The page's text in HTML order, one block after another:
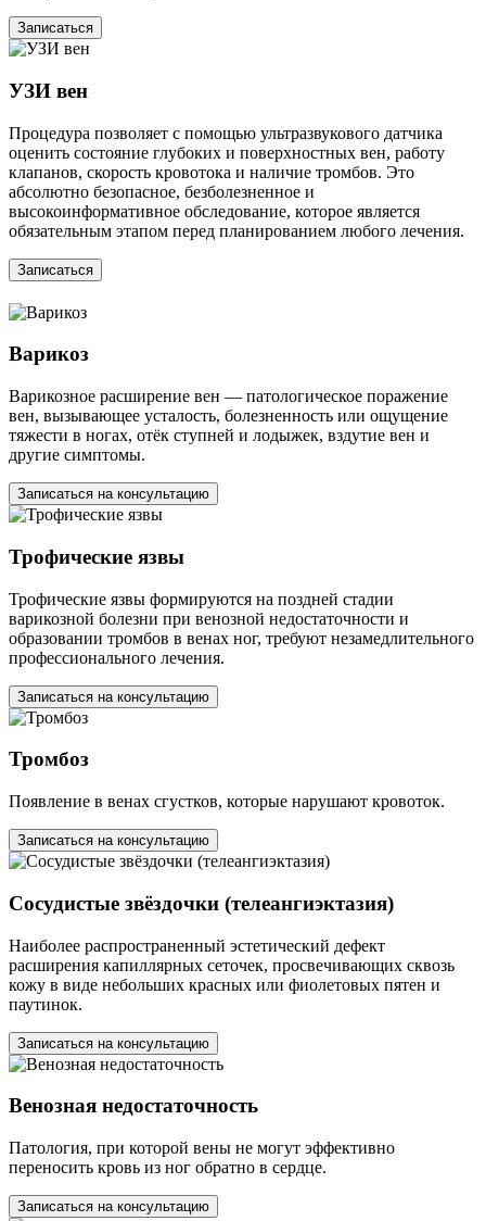
Записаться
УЗИ вен
Процедура позволяет с помощью ультразвукового датчика
оценить состояние глубоких и поверхностных вен, работу
клапанов, скорость кровотока и наличие тромбов. Это
абсолютно безопасное, безболезненное и
высокоинформативное обследование, которое является
обязательным этапом перед планированием любого лечения.
Записаться
Варикоз
Варикозное расширение вен — патологическое поражение
вен, вызывающее усталость, болезненность или ощущение
тяжести в ногах, отёк ступней и лодыжек, вздутие вен и
другие симптомы.
Записаться на консультацию
Трофические язвы
Трофические язвы формируются на поздней стадии
варикозной болезни при венозной недостаточности и
образовании тромбов в венах ног, требуют незамедлительного
профессионального лечения.
Записаться на консультацию
Тромбоз
Появление в венах сгустков, которые нарушают кровоток.
Записаться на консультацию
Сосудистые звёздочки (телеангиэктазия)
Наиболее распространенный эстетический дефект
расширения капиллярных сеточек, просвечивающих сквозь
кожу в виде небольших красных или фиолетовых пятен и
паутинок.
Записаться на консультацию
Венозная недостаточность
Патология, при которой вены не могут эффективно
переносить кровь из ног обратно в сердце.
Записаться на консультацию